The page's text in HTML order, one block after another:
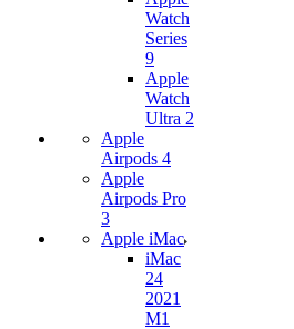
Watch
Series
9
Apple
Watch
Ultra 2
Apple
Airpods 4
Apple
Airpods Pro
3
Apple iMac
iMac
24
2021
M1